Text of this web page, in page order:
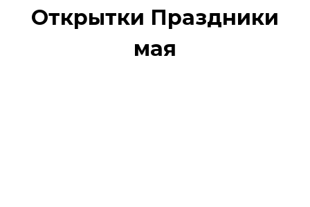
Открытки Праздники
мая